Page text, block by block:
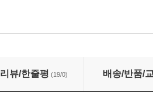
리뷰/한줄평 (19/0) 배송/반품/